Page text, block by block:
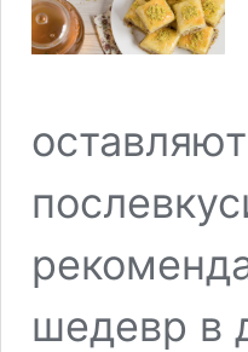
шедевр в